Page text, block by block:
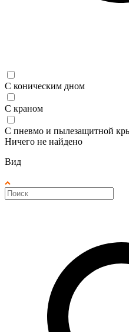
С коническим дном
С краном
С пневмо и пылезащитной
Ничего не найдено
Вид